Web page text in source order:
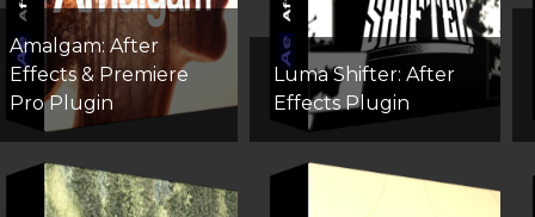
Amalgam: After
Effects & Premiere
Pro Plugin
Luma Shifter: After
Effects Plugin